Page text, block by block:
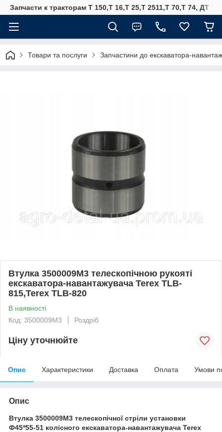
Запчасти к тракторам Т 150,Т 16,Т 25,Т 2511,Т 70,Т 74, ДТ
Товари та послуги Запчастини до екскаватора-
Втулка 3500009M3 телескопічною рукояті
екскаватора-навантажувача Terex TLB-
815,Terex TLB-820
В наявності
Код: 3500009M3
Роздріб
Ціну уточнюйте
Опис Характеристики Доставка Оплата Умови
Опис
Втулка 3500009M3 телескопічної стріли установки
Ф45*55-51 колісного екскаватора-навантажувача Terex